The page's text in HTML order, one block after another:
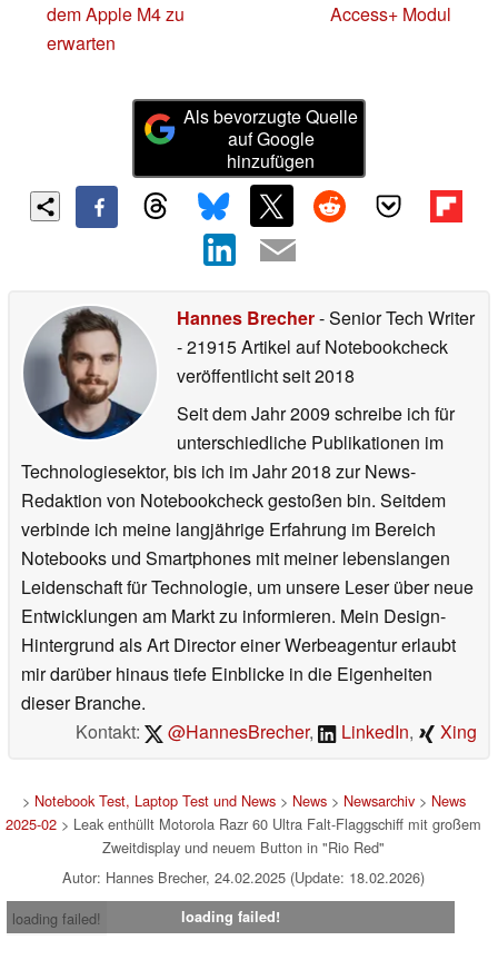
dem Apple M4 zu
erwarten
Access+ Modul
Als bevorzugte Quelle
auf Google
hinzufügen
Hannes Brecher- Senior Tech Writer
- 21915 Artikel auf Notebookcheck
veröffentlichtseit 2018
Seit dem Jahr 2009 schreibe ich für
unterschiedliche Publikationen im
Technologiesektor, bis ich im Jahr 2018 zur News-
Redaktion von Notebookcheck gestoßen bin. Seitdem
verbinde ich meine langjährige Erfahrung im Bereich
Notebooks und Smartphones mit meiner lebenslangen
Leidenschaft für Technologie, um unsere Leser über neue
Entwicklungen am Markt zu informieren. Mein Design-
Hintergrund als Art Director einer Werbeagentur erlaubt
mir darüber hinaus tiefe Einblicke in die Eigenheiten
dieser Branche.
Kontakt:
@HannesBrecher, LinkedIn, Xing
> Notebook Test, Laptop Test und News> News> Newsarchiv> News
2025-02 > Leak enthüllt Motorola Razr 60 Ultra Falt-Flaggschiff mit großem
Zweitdisplay und neuem Button in "Rio Red"
Autor: Hannes Brecher, 24.02.2025 (Update: 18.02.2026)
loading failed!
loading failed!